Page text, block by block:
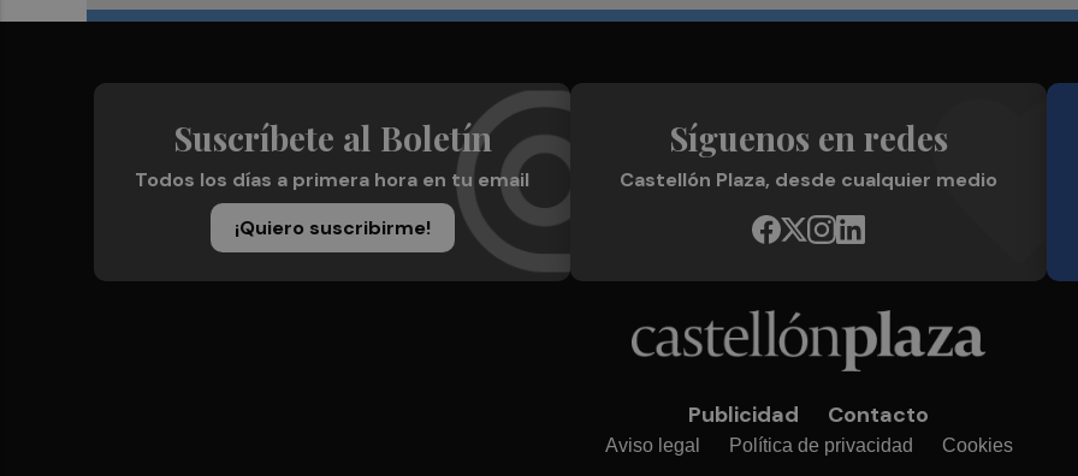
Suscríbete al Boletín
Todos los días a primera hora en tu email
¡Quiero suscribirme!
Síguenos en redes
Castellón Plaza, desde cualquier medio
Publicidad Contacto
Aviso legal Política de privacidad Cookies